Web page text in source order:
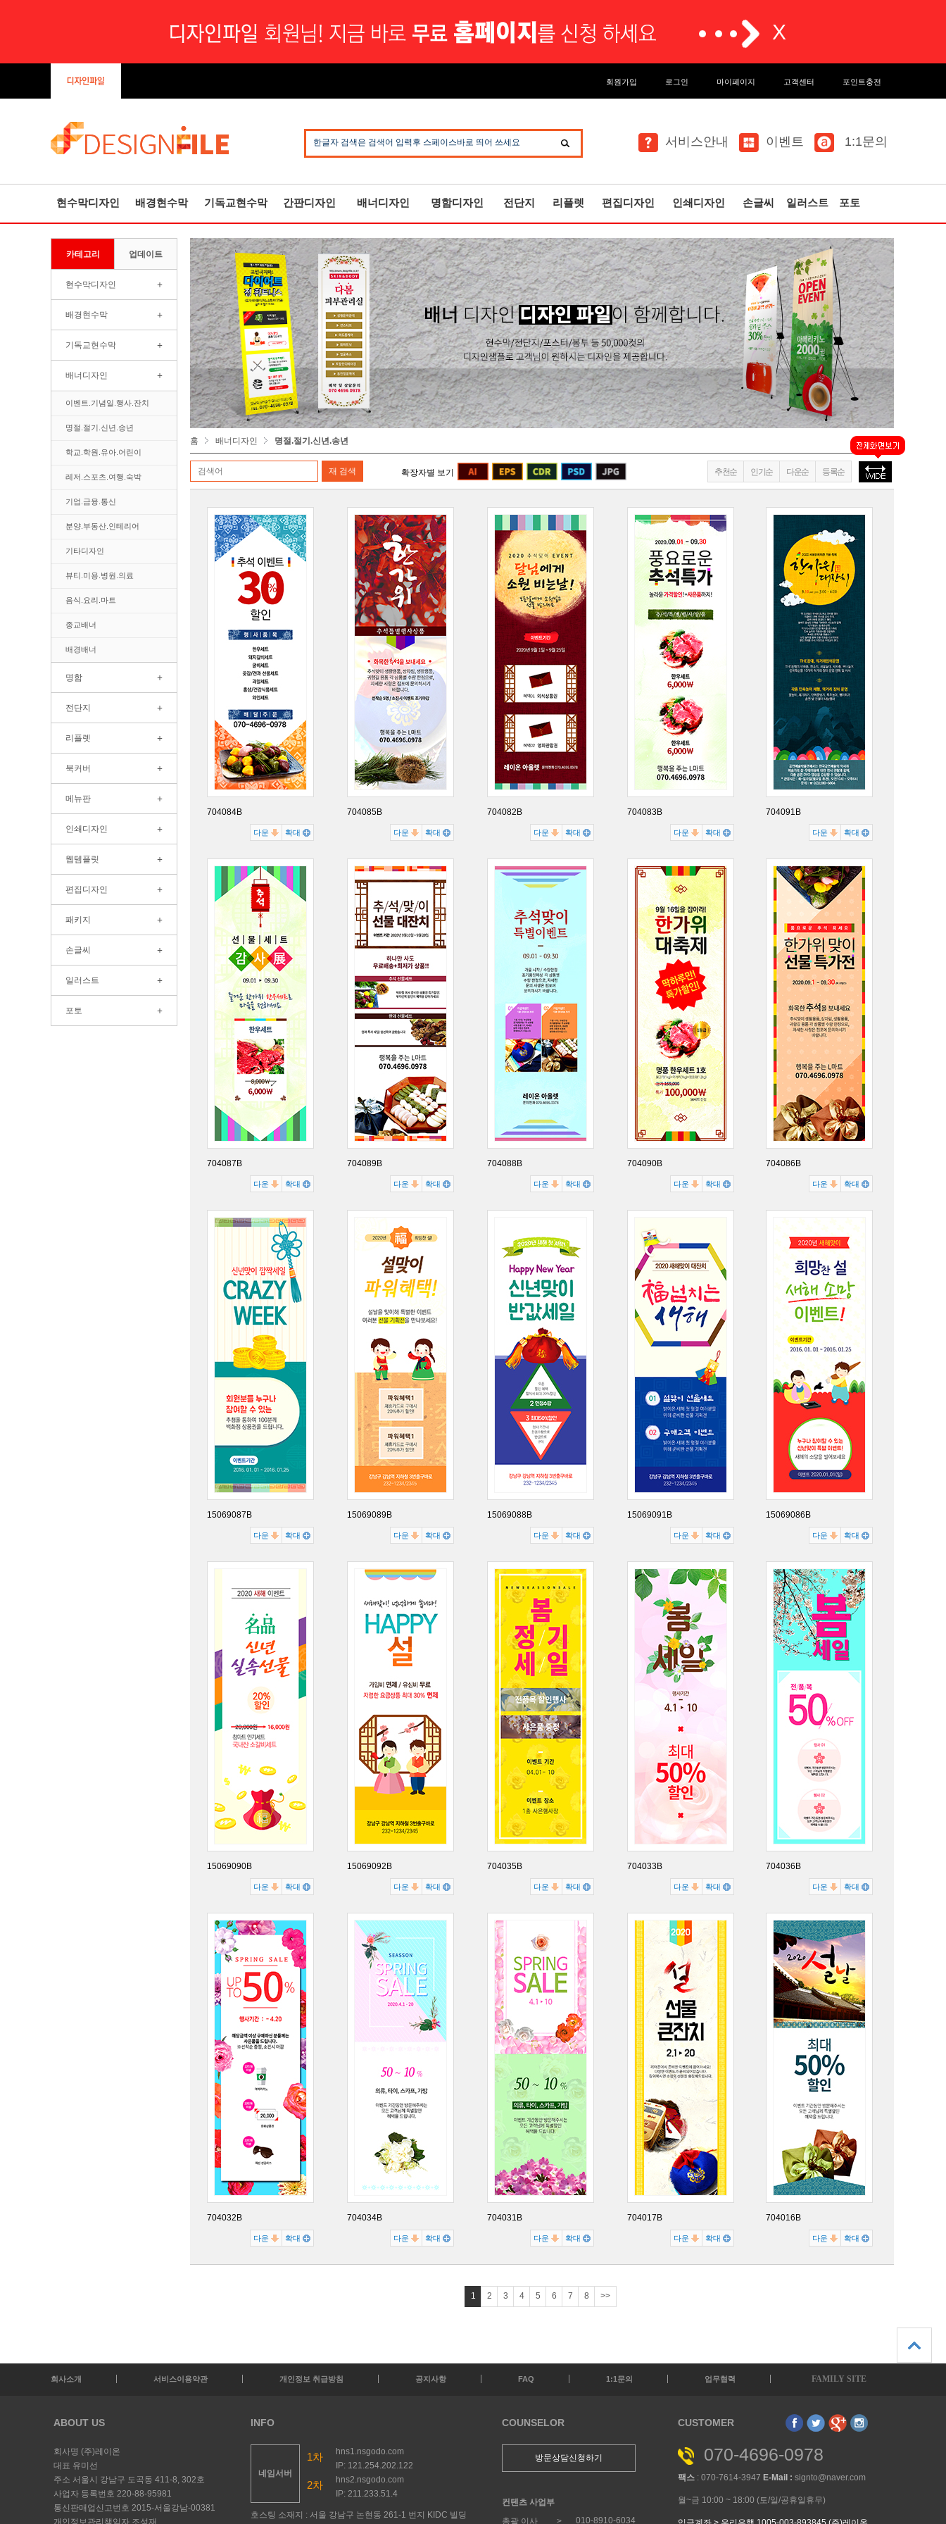
회원가입 로그인 마이페이지 고객센터 포인트충전
한글자 검색은 검색어 입력후 스페이스바로 띄어 쓰세요 서비스안내 이벤트 1:1문의
현수막디자인 배경현수막 기독교현수막 간판디자인 배너디자인 명함디자인 전단지 리플렛 편집디자인 인쇄디자인 손글씨 일러스트 포토
카테고리 업데이트
현수막디자인 +
배경현수막 +
기독교현수막 +
배너디자인 +
이벤트.기념일.행사.잔치
명절.절기.신년.송년
학교.학원.유아.어린이
레저.스포츠.여행.숙박
기업.금융.통신
분양.부동산.인테리어
기타디자인
뷰티.미용.병원.의료
음식.요리.마트
종교배너
배경배너
명함 +
전단지 +
리플렛 +
북커버 +
메뉴판 +
인쇄디자인 +
웹템플릿 +
편집디자인 +
패키지 +
손글씨 +
일러스트 +
포토 +
홈 배너디자인 명절.절기.신년.송년
확장자별 보기 등록순
다운순
인기순
추천순
704084B
다운 확대
704085B
다운 확대
704082B
다운 확대
704083B
다운 확대
704091B
다운 확대
704087B
다운 확대
704089B
다운 확대
704088B
다운 확대
704090B
다운 확대
704086B
다운 확대
15069087B
다운 확대
15069089B
다운 확대
15069088B
다운 확대
15069091B
다운 확대
15069086B
다운 확대
15069090B
다운 확대
15069092B
다운 확대
704035B
다운 확대
704033B
다운 확대
704036B
다운 확대
704032B
다운 확대
704034B
다운 확대
704031B
다운 확대
704017B
다운 확대
704016B
다운 확대
1 2 3 4 5 6 7 8 >>
FAMILY SITE
회사소개 서비스이용약관 개인정보 취급방침 공지사항 FAQ 1:1문의 업무협력
ABOUT US
회사명 (주)레이온
대표 유미선
주소 서울시 강남구 도곡동 411-8, 302호
사업자 등록번호 220-88-95981
통신판매업신고번호 2015-서울강남-00381
개인정보관리책임자 조성재
INFO
네임서버
1차
hns1.nsgodo.com
IP: 121.254.202.122
2차
hns2.nsgodo.com
IP: 211.233.51.4
호스팅 소재지 : 서울 강남구 논현동 261-1 번지 KIDC 빌딩
COUNSELOR
방문상담신청하기
컨텐츠 사업부
총괄 이사 >
010-8910-6034
CUSTOMER
070-4696-0978
팩스 : 070-7614-3947 E-Mail : signto@naver.com
월~금 10:00 ~ 18:00 (토/일/공휴일휴무)